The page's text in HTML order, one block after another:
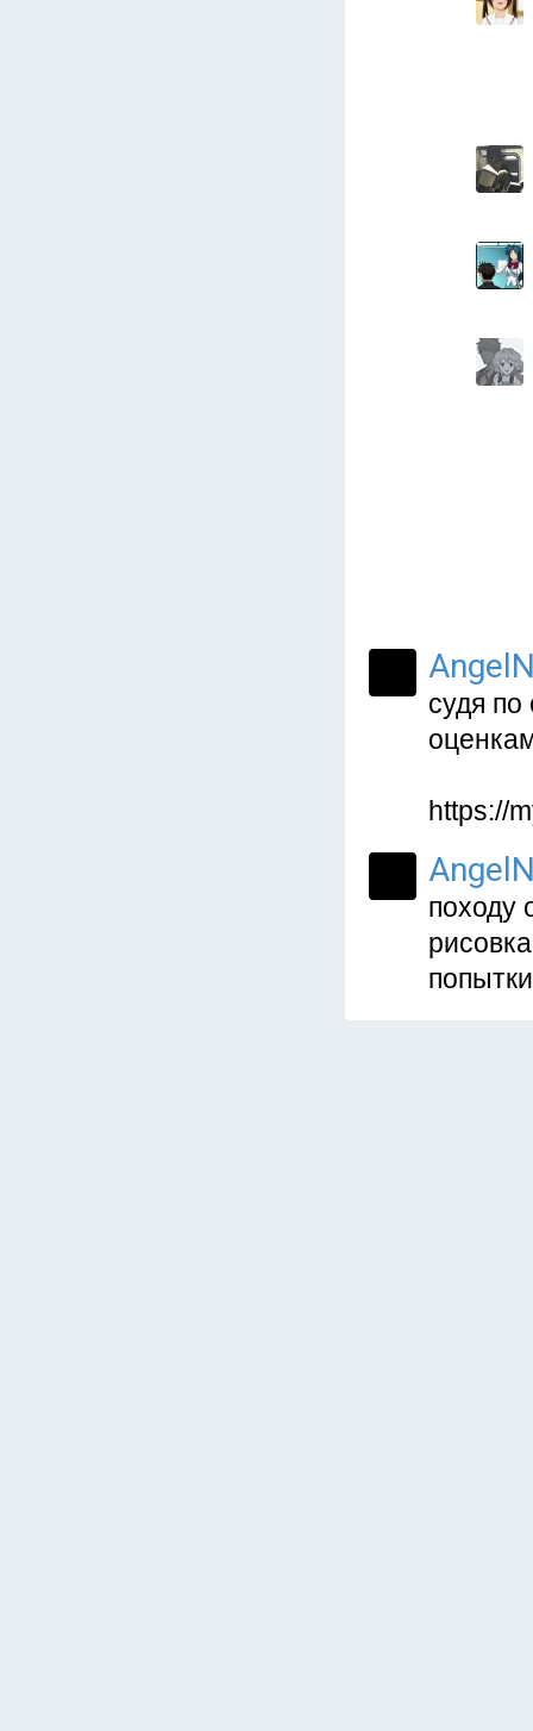
судя
https://
походу